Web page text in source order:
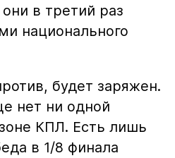
они в третий раз
национального
будет заряжен.
нет ни одной
КПЛ. Есть лишь
в 1/8 финала